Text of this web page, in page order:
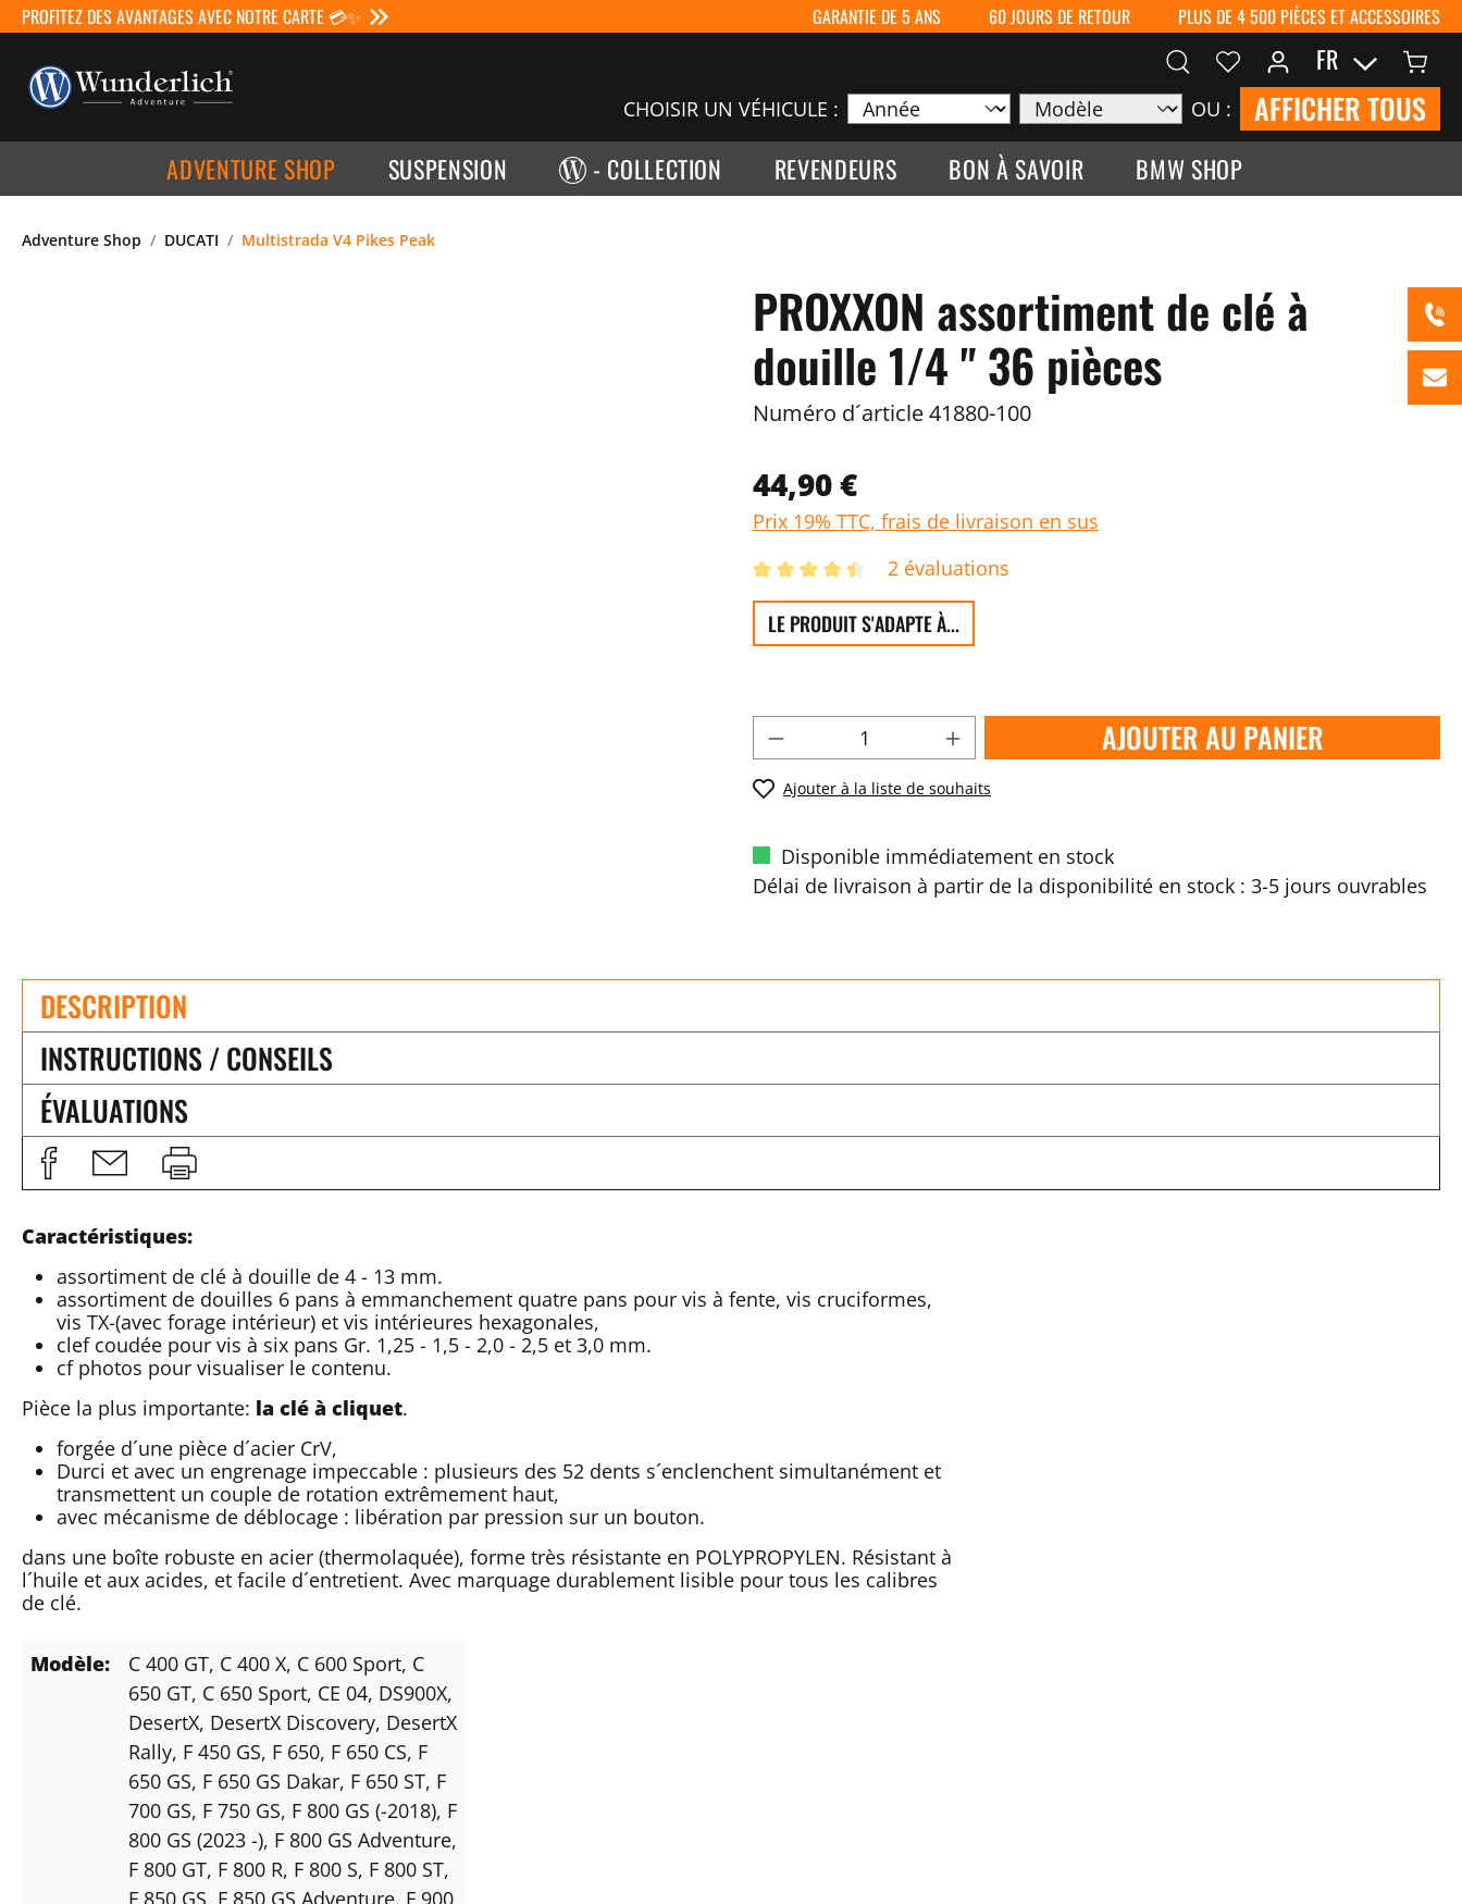
PROFITEZ DES AVANTAGES AVEC NOTRE CARTE 💳✨ GARANTIE DE 5 ANS 60 JOURS DE RETOUR PLUS DE 4 500 PIÈCES ET ACCESSOIRES
CHOISIR UN VÉHICULE : OU : AFFICHER TOUS
FR
ADVENTURE SHOP SUSPENSION - COLLECTION REVENDEURS BON À SAVOIR BMW SHOP
Adventure Shop DUCATI Multistrada V4 Pikes Peak
PROXXON assortiment de clé à
douille 1/4 " 36 pièces
Numéro d´article41880-100
44,90 €
Prix 19% TTC, frais de livraison en sus
2 évaluations
LE PRODUIT S'ADAPTE À...
AJOUTER AU PANIER
Ajouter à la liste de souhaits
Disponible immédiatement en stock
Délai de livraison à partir de la disponibilité en stock : 3-5 jours ouvrables
DESCRIPTION
INSTRUCTIONS / CONSEILS
ÉVALUATIONS
Caractéristiques:
assortiment de clé à douille de 4 - 13 mm.
assortiment de douilles 6 pans à emmanchement quatre pans pour vis à fente, vis cruciformes,
vis TX-(avec forage intérieur) et vis intérieures hexagonales,
clef coudée pour vis à six pans Gr. 1,25 - 1,5 - 2,0 - 2,5 et 3,0 mm.
cf photos pour visualiser le contenu.
Pièce la plus importante: la clé à cliquet.
forgée d´une pièce d´acier CrV,
Durci et avec un engrenage impeccable : plusieurs des 52 dents s´enclenchent simultanément et
transmettent un couple de rotation extrêmement haut,
avec mécanisme de déblocage : libération par pression sur un bouton.
dans une boîte robuste en acier (thermolaquée), forme très résistante en POLYPROPYLEN. Résistant à
l´huile et aux acides, et facile d´entretient. Avec marquage durablement lisible pour tous les calibres
de clé.
Modèle: C 400 GT, C 400 X, C 600 Sport, C
650 GT, C 650 Sport, CE 04, DS900X,
DesertX, DesertX Discovery, DesertX
Rally, F 450 GS, F 650, F 650 CS, F
650 GS, F 650 GS Dakar, F 650 ST, F
700 GS, F 750 GS, F 800 GS (-2018), F
800 GS (2023 -), F 800 GS Adventure,
F 800 GT, F 800 R, F 800 S, F 800 ST,
F 850 GS, F 850 GS Adventure, F 900